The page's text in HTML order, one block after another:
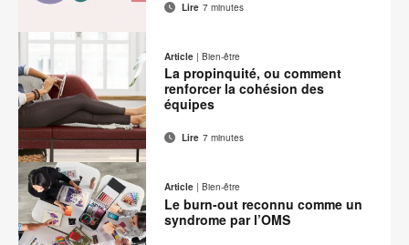
sur
Facebook
sur
Twitter
sur
Pinterest
sur de
contact
Imprimer
cette
page
Lire 7 minutes
Partager
sur
Facebook
Partager
sur
Twitter
Partager
sur
Pinterest
Partager
sur
LinkedIn
Adresse
de
contact
Imprimer
cette
page
Article | Bien-être
La propinquité, ou comment
renforcer la cohésion des
équipes
Lire 7 minutes
Article | Bien-être
Le burn-out reconnu comme un
syndrome par l’OMS